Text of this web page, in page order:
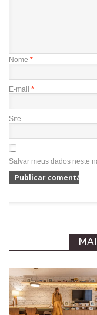
Nome *
E-mail *
Site
Salvar meus dados neste